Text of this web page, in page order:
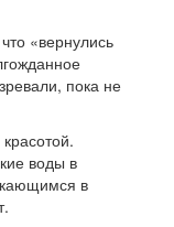
«вернулись
пока не
воды в
в